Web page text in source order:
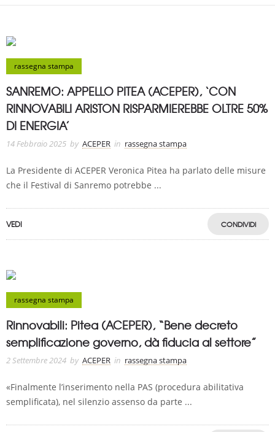
rassegna stampa
SANREMO: APPELLO PITEA (ACEPER), ‘CON
RINNOVABILI ARISTON RISPARMIEREBBE OLTRE 50%
DI ENERGIA’
14 Febbraio 2025 by ACEPER in rassegna stampa
La Presidente di ACEPER Veronica Pitea ha parlato delle misure
che il Festival di Sanremo potrebbe ...
VEDI CONDIVIDI
rassegna stampa
Rinnovabili: Pitea (ACEPER), “Bene decreto
semplificazione governo, dà fiducia al settore”
2 Settembre 2024 by ACEPER in rassegna stampa
«Finalmente l’inserimento nella PAS (procedura abilitativa
semplificata), nel silenzio assenso da parte ...